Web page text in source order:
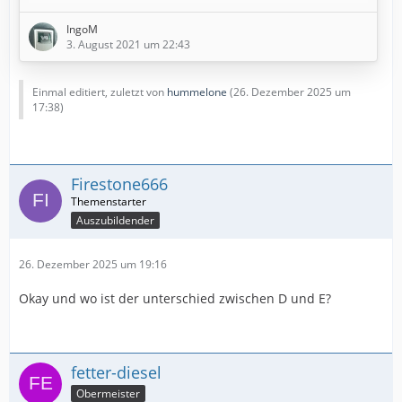
Am Quadlockstecker (grüner Steckerteil) PIN 5 und 11.
Am Stecker der PFSE PIN 4 und 5.
Der Inhalt kann nicht angezeigt werden, da Sie
keine Berechtigung haben, diesen Inhalt zu sehen.
keine
…
IngoM
3. August 2021 um 22:43
Einmal editiert, zuletzt von hummelone (26. Dezember 2025 um
17:38)
Firestone666
Auszubildender
26. Dezember 2025 um 19:16
Okay und wo ist der unterschied zwischen D und E?
fetter-diesel
Obermeister